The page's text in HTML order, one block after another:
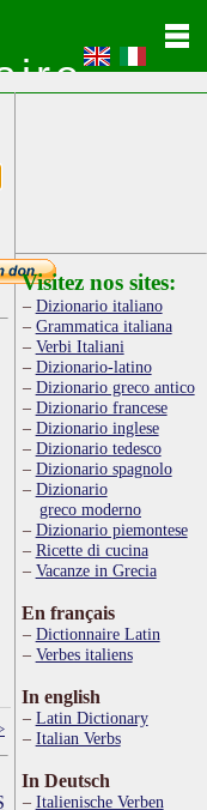
Visitez nos sites:
Dizionario italiano
Grammatica italiana
Verbi Italiani
Dizionario-latino
Dizionario greco antico
Dizionario francese
Dizionario inglese
Dizionario tedesco
Dizionario spagnolo
Dizionario
greco moderno
Dizionario piemontese
Ricette di cucina
Vacanze in Grecia
En français
Dictionnaire Latin
Verbes italiens
In english
Latin Dictionary
Italian Verbs
In Deutsch
Italienische Verben